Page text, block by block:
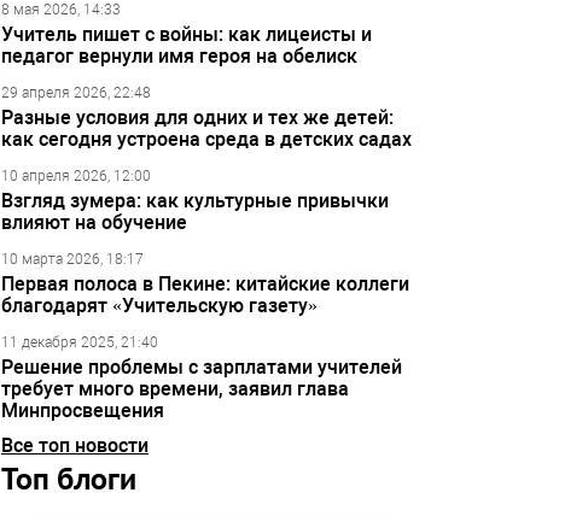
8 мая 2026, 14:33
Учитель пишет с войны: как лицеисты и
педагог вернули имя героя на обелиск
29 апреля 2026, 22:48
Разные условия для одних и тех же детей:
как сегодня устроена среда в детских садах
10 апреля 2026, 12:00
Взгляд зумера: как культурные привычки
влияют на обучение
10 марта 2026, 18:17
Первая полоса в Пекине: китайские коллеги
благодарят «Учительскую газету»
11 декабря 2025, 21:40
Решение проблемы с зарплатами учителей
требует много времени, заявил глава
Минпросвещения
Все топ новости
Топ блоги